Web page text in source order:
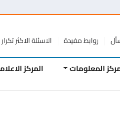
روابط مفيدة الاسئلة الاكثر تكرار
المعلومات المركز الاعلامي